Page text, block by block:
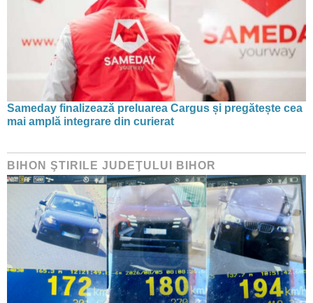
Sameday finalizează preluarea Cargus și pregătește cea
mai amplă integrare din curierat
BIHON ŞTIRILE JUDEŢULUI BIHOR